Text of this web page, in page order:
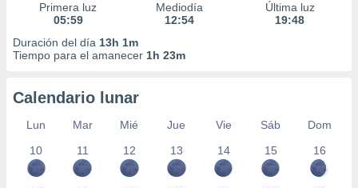
Primera luz
05:59
Mediodía
12:54
Última luz
19:48
Duración del día 13h 1m
Tiempo para el amanecer 1h 23m
Calendario lunar
Lun Mar Mié Jue Vie Sáb
Dom
10
11 12 13 14 15 16